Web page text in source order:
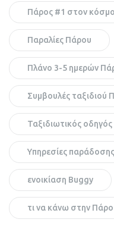
Πάρος #1 στον κόσμο
Παραλίες Πάρου
Πλάνο 3-5 ημερών
Συμβουλές ταξιδιού
Ταξιδιωτικός
Υπηρεσίες παράδοσης
ενοικίαση Buggy
τι να κάνω στην